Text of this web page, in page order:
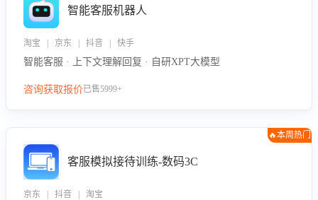
智能客服机器人
淘宝 | 京东 | 抖音 | 快手
智能客服 · 上下文理解回复 · 自研XPT大模型
咨询获取报价已售5999+
🔥本周热门
客服模拟接待训练-数码3C
京东 | 抖音 | 淘宝